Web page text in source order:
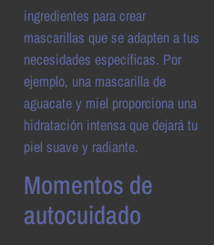
ingredientes para crear
mascarillas que se adapten a tus
necesidades específicas. Por
ejemplo, una mascarilla de
aguacate y miel proporciona una
hidratación intensa que dejará tu
piel suave y radiante.
Momentos de
autocuidado